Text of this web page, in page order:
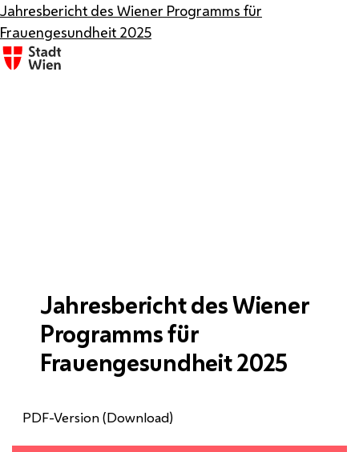
Jahresbericht des Wiener Programms für
Frauengesundheit 2025
Jahresbericht des Wiener
Programms für
Frauengesundheit 2025
PDF-Version (Download)